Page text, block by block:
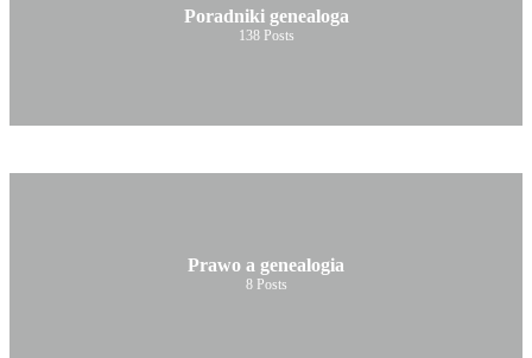
Poradniki genealoga
138 Posts
Prawo a genealogia
8 Posts